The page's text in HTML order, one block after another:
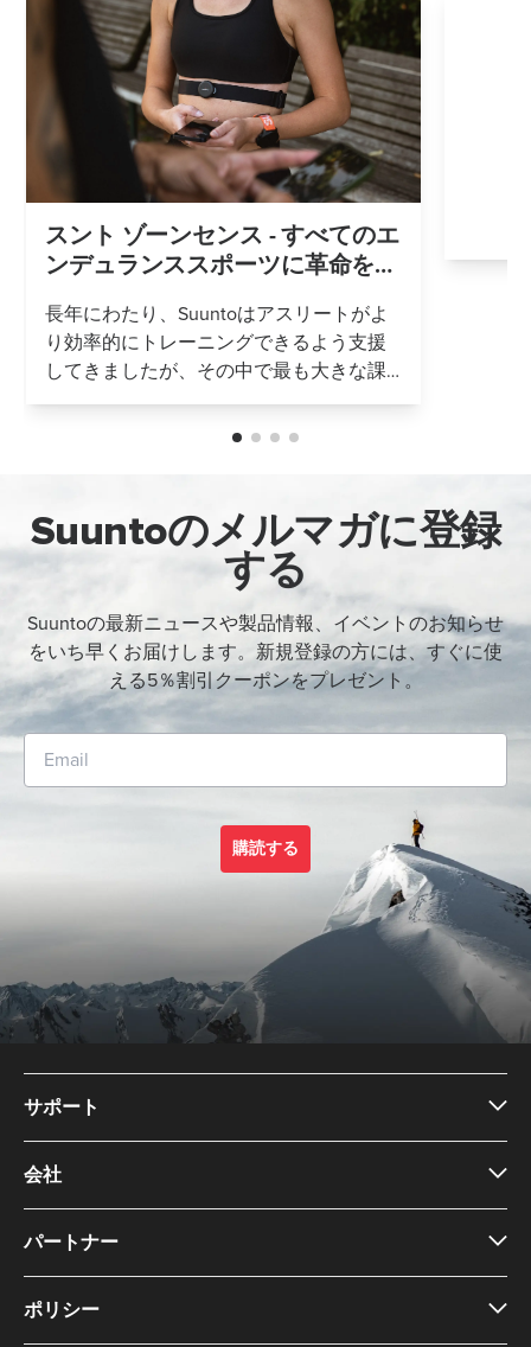
スント ゾーンセンス - すべてのエ
ンデュランススポーツに革命を起
長年にわたり、Suuntoはアスリートがよ
り効率的にトレーニングできるよう支援
してきましたが、その中で最も大きな課
新の革新であるSuunto ZoneSense技術の
発表を誇りに思います。これは持久力ト
Suuntoのメルマガに登録
する
Suuntoの最新ニュースや製品情報、イベントのお知らせ
をいち早くお届けします。新規登録の方には、すぐに使
える5％割引クーポンをプレゼント。
購読する
サポート
会社
パートナー
ポリシー